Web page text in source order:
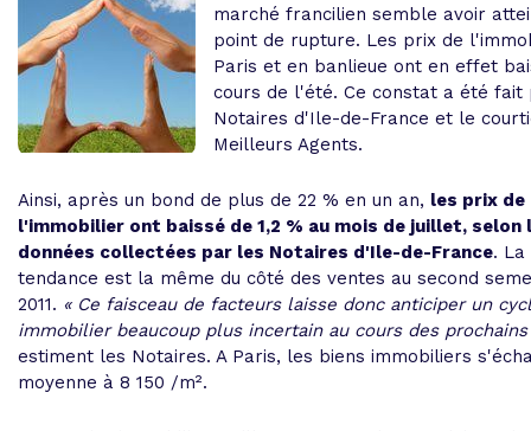
marché francilien semble avoir
point de rupture. Les prix de
Paris et en banlieue ont en effet
cours de l'été. Ce constat a été fait
Notaires d'Ile-de-France et le
Meilleurs Agents.
Ainsi, après un bond de plus de 22 % en un an, les prix de
l'immobilier ont baissé de 1,2 % au mois de juillet, selon
données collectées par les Notaires d'Ile-de-France. La
tendance est la même du côté des ventes au second
2011. « Ce faisceau de facteurs laisse donc anticiper un
immobilier beaucoup plus incertain au cours des prochains
estiment les Notaires. A Paris, les biens immobiliers
moyenne à 8 150 /m².